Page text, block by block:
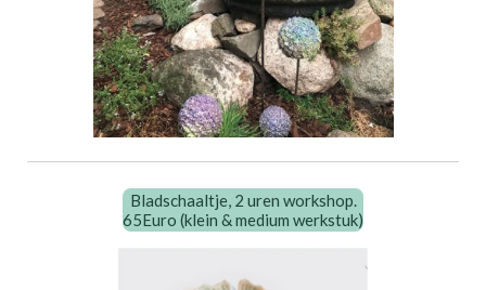
Bladschaaltje, 2 uren workshop.
65Euro (klein & medium werkstuk)